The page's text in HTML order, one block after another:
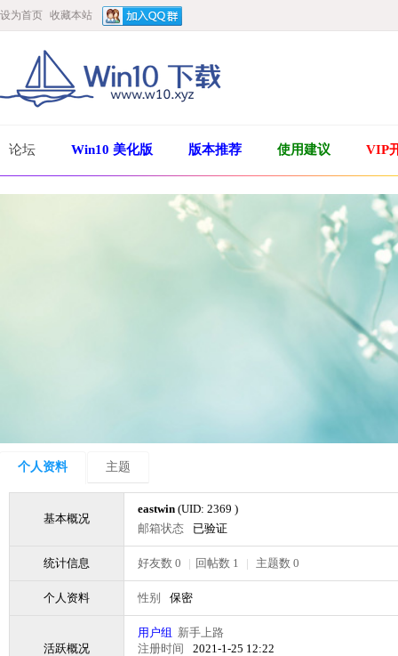
设为首页 收藏本站
论坛 Win10 美化版 版本推荐 使用建议 VIP
个人资料 主题
基本概况
eastwin (UID: 2369 )
邮箱状态
已验证
统计信息 好友数 0 | 回帖数 1 | 主题数 0
个人资料 性别 保密
活跃概况
用户组 新手上路
注册时间
2021-1-25 12:22